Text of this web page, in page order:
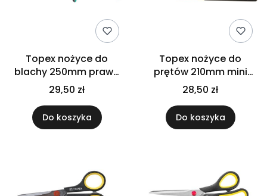
Topex nożyce do
blachy 250mm prawe
01A426
29,50 zł
Do koszyka
Topex nożyce do
prętów 210mm mini
01A117
28,50 zł
Do koszyka